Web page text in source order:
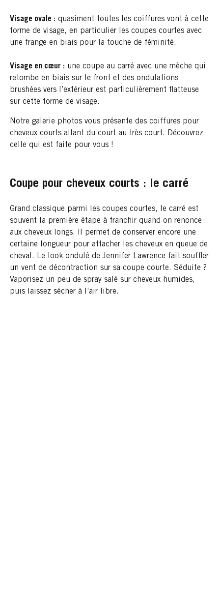
Visage ovale : quasiment toutes les coiffures vont à cette
forme de visage, en particulier les coupes courtes avec
une frange en biais pour la touche de féminité.
Visage en cœur : une coupe au carré avec une mèche qui
retombe en biais sur le front et des ondulations
brushées vers l’extérieur est particulièrement flatteuse
sur cette forme de visage.
Notre galerie photos vous présente des coiffures pour
cheveux courts allant du court au très court. Découvrez
celle qui est faite pour vous !
Coupe pour cheveux courts : le carré
Grand classique parmi les coupes courtes, le carré est
souvent la première étape à franchir quand on renonce
aux cheveux longs. Il permet de conserver encore une
certaine longueur pour attacher les cheveux en queue de
cheval. Le look ondulé de Jennifer Lawrence fait souffler
un vent de décontraction sur sa coupe courte. Séduite ?
Vaporisez un peu de spray salé sur cheveux humides,
puis laissez sécher à l’air libre.